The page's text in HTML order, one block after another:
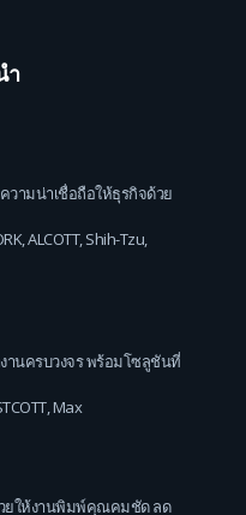
ำ
วามน่าเชื่อถือให้ธุรกิจด้วย
,ALCOTT,Shih-Tzu,
านครบวงจร พร้อมโซลูชันที่
,Max
ยให้งานพิมพ์คุณคมชัด ลด